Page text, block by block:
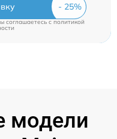
соглашаетесь cполитикой
модели